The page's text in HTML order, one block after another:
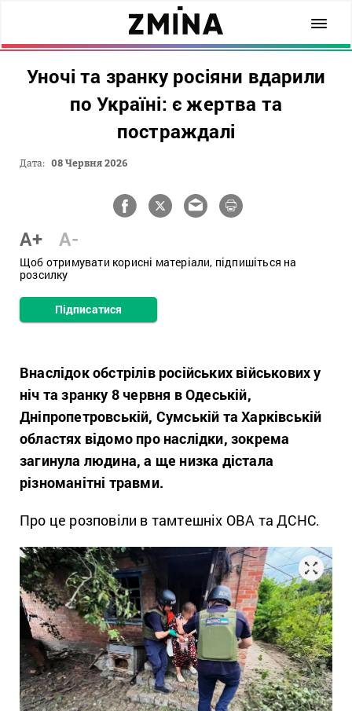
Уночі та зранку росіяни вдарили
по Україні: є жертва та
постраждалі
Дата: 08 Червня 2026
A+ A-
Щоб отримувати корисні матеріали, підпишіться на
розсилку
Підписатися
Внаслідок обстрілів російських військових у
ніч та зранку 8 червня в Одеській,
Дніпропетровській, Сумській та Харківській
областях відомо про наслідки, зокрема
загинула людина, а ще низка дістала
різноманітні травми.
Про це розповіли в тамтешніх ОВА та ДСНС.